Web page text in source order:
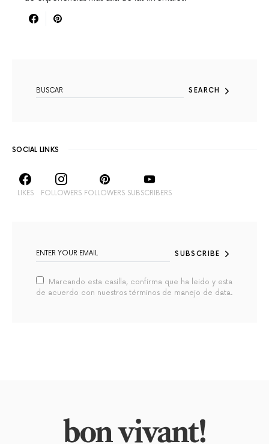
SEARCH
SOCIAL LINKS
LIKES FOLLOWERS FOLLOWERS SUBSCRIBERS
SUBSCRIBE
Marcando esta casilla, confirma que ha leido y esta
de acuerdo con nuestros términos de manejo de data.